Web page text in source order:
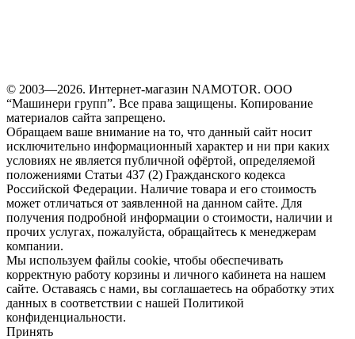
© 2003—2026. Интернет-магазин NAMOTOR. ООО
“Машинери групп”. Все права защищены. Копирование
материалов сайта запрещено.
Обращаем ваше внимание на то, что данный сайт носит
исключительно информационный характер и ни при каких
условиях не является публичной офёртой, определяемой
положениями Статьи 437 (2) Гражданского кодекса
Российской Федерации. Наличие товара и его стоимость
может отличаться от заявленной на данном сайте. Для
получения подробной информации о стоимости, наличии и
прочих услугах, пожалуйста, обращайтесь к менеджерам
компании.
Мы используем файлы cookie, чтобы обеспечивать
корректную работу корзины и личного кабинета на нашем
сайте. Оставаясь с нами, вы соглашаетесь на обработку этих
данных в соответствии с нашей Политикой
конфиденциальности.
Принять